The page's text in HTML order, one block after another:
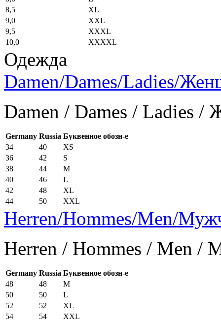
8,5
XL
9,0
XXL
9,5
XXXL
10,0
XXXXL
Одежда
Damen/Dames/Ladies/
Damen / Dames / Ladies
Germany Russia Буквенное обозн-е
34
40
XS
36
42
S
38
44
M
40
46
L
42
48
XL
44
50 XXL
Herren/Hommes/Men/
Herren / Hommes / Men /
Germany Russia Буквенное обозн-е
48
48
M
50
50
L
52
52
XL
54
54
XXL